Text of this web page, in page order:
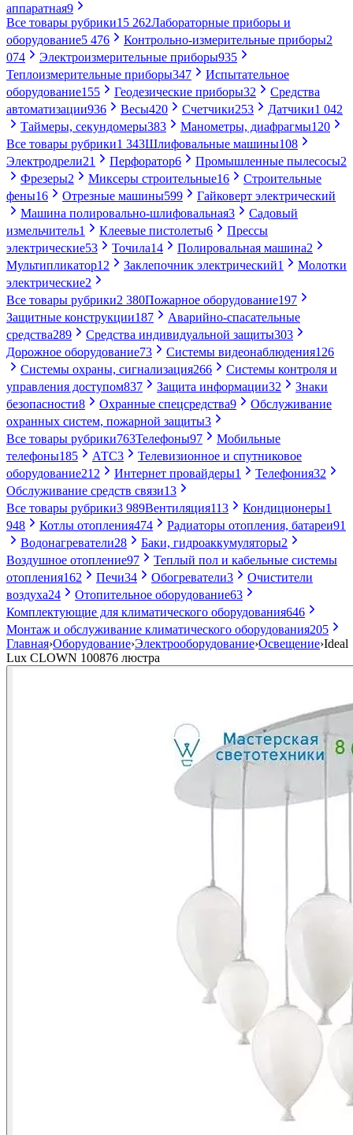
аппаратная9
Все товары рубрики15 262Лабораторные приборы и
оборудование5 476 Контрольно-измерительные приборы2
074
Электроизмерительные приборы935
Теплоизмерительные приборы347
Испытательное
оборудование155 Геодезические приборы32
Средства
автоматизации936 Весы420 Счетчики253 Датчики1 042
Таймеры, секундомеры383 Манометры, диафрагмы120
Все товары рубрики1 343Шлифовальные машины108
Электродрели21 Перфоратор6 Промышленные пылесосы2
Фрезеры2 Миксеры строительные16
Строительные
фены16 Отрезные машины599
Гайковерт электрический
Машина полировально-шлифовальная3
Садовый
измельчитель1 Клеевые пистолеты6
Прессы
электрические53 Точила14 Полировальная машина2
Мультипликатор12 Заклепочник электрический1
Молотки
электрические2
Все товары рубрики2 380Пожарное оборудование197
Защитные конструкции187
Аварийно-спасательные
средства289 Средства индивидуальной защиты303
Дорожное оборудование73 Системы видеонаблюдения126
Системы охраны, сигнализация266
Системы контроля и
управления доступом837 Защита информации32
Знаки
безопасности8 Охранные спецсредства9
Обслуживание
охранных систем, пожарной защиты3
Все товары рубрики763Телефоны97
Мобильные
телефоны185 АТС3
Телевизионное и спутниковое
оборудование212 Интернет провайдеры1 Телефония32
Обслуживание средств связи13
Все товары рубрики3 989Вентиляция113 Кондиционеры1
948
Котлы отопления474 Радиаторы отопления, батареи91
Водонагреватели28 Баки, гидроаккумуляторы2
Воздушное отопление97
Теплый пол и кабельные системы
отопления162 Печи34 Обогреватели3
Очистители
воздуха24 Отопительное оборудование63
Комплектующие для климатического оборудования646
Монтаж и обслуживание климатического оборудования205
Главная›Оборудование›Электрооборудование›Освещение›Ideal
Lux CLOWN 100876 люстра